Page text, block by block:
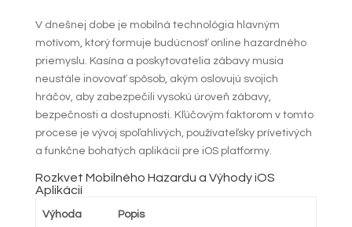
V dnešnej dobe je mobilná technológia hlavným
motívom, ktorý formuje budúcnosť online hazardného
priemyslu. Kasína a poskytovatelia zábavy musia
neustále inovovať spôsob, akým oslovujú svojich
hráčov, aby zabezpečili vysokú úroveň zábavy,
bezpečnosti a dostupnosti. Kľúčovým faktorom v tomto
procese je vývoj spoľahlivých, používateľsky prívetivých
a funkčne bohatých aplikácií pre iOS platformy.
Rozkvet Mobilného Hazardu a Výhody iOS
Aplikácií
Výhoda Popis